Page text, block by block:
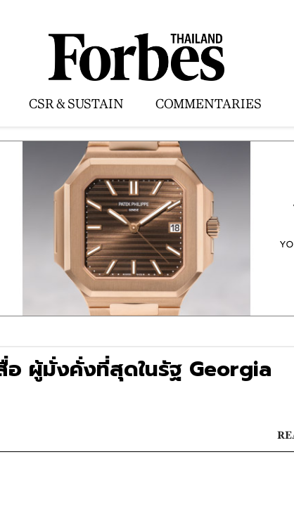
CSR & SUSTAIN COMMENTARIES
อ ผู้มั่งคั่งที่สุดในรัฐ Georgia